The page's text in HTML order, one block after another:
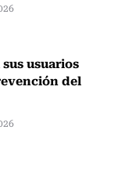
usuarios
del